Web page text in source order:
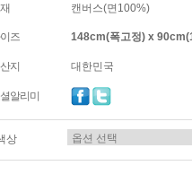
캔버스(면100%)
즈 148cm(폭고정) x
지 대한민국
알리미
상